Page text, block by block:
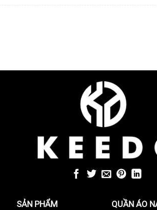
SẢN PHẨM QUẦN ÁO